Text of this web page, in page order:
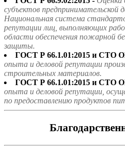
субъектов предпринимательской
Национальная система
репутации лиц, выполняющих
области обеспечения пожарной
защиты.
ГОСТ Р 66.1.01:2015 и СТО
опыта и деловой репутации
строительных материалов.
ГОСТ Р 66.1.01:2015 и СТО
опыта и деловой репутации,
по предоставлению продуктов